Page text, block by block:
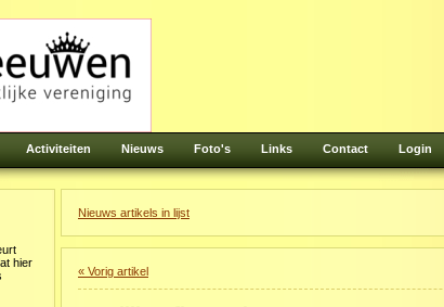
Activiteiten Nieuws Foto's Links Contact Login
hier
Nieuws artikels in lijst
« Vorig artikel